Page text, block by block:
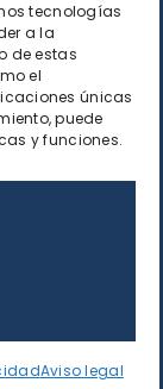
tecnologías
a la
de estas
el
únicas
puede
y funciones.
Aviso legal
de